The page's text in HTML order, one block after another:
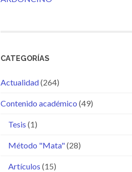
CATEGORÍAS
Actualidad(264)
Contenido académico (49)
Tesis (1)
Método "Mata"(28)
Artículos (15)